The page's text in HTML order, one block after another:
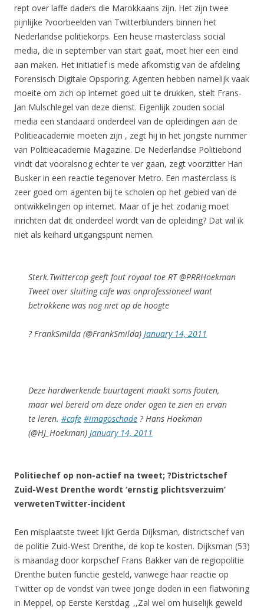
rept over laffe daders die Marokkaans zijn. Het zijn twee
pijnlijke ?voorbeelden van Twitterblunders binnen het
Nederlandse politiekorps. Een heuse masterclass social
media, die in september van start gaat, moet hier een eind
aan maken. Het initiatief is mede afkomstig van de afdeling
Forensisch Digitale Opsporing. Agenten hebben namelijk vaak
moeite om zich op internet goed uit te drukken, stelt Frans-
Jan Mulschlegel van deze dienst. Eigenlijk zouden social
media een standaard onderdeel van de opleidingen aan de
Politieacademie moeten zijn , zegt hij in het jongste nummer
van Politieacademie Magazine. De Nederlandse Politiebond
vindt dat vooralsnog echter te ver gaan, zegt voorzitter Han
Busker in een reactie tegenover Metro. Een masterclass is
zeer goed om agenten bij te scholen op het gebied van de
ontwikkelingen op internet. Maar of je het zodanig moet
inrichten dat dit onderdeel wordt van de opleiding? Dat wil ik
niet als keihard uitgangspunt nemen.
Sterk.Twittercop geeft fout royaal toe RT @PRRHoekman
Tweet over sluiting cafe was onprofessioneel want
betrokkene was nog niet op de hoogte
? FrankSmilda (@FrankSmilda) January 14, 2011
Deze hardwerkende buurtagent maakt soms fouten,
maar wel bereid om deze onder ogen te zien en ervan
te leren. #cafe #imagoschade ? Hans Hoekman
(@HJ_Hoekman) January 14, 2011
Politiechef op non-actief na tweet; ?Districtschef
Zuid-West Drenthe wordt ‘ernstig plichtsverzuim’
verwetenTwitter-incident
Een misplaatste tweet lijkt Gerda Dijksman, districtschef van
de politie Zuid-West Drenthe, de kop te kosten. Dijksman (53)
is maandag door korpschef Frans Bakker van de regiopolitie
Drenthe buiten functie gesteld, vanwege haar reactie op
Twitter op de vondst van twee jonge doden in een flatwoning
in Meppel, op Eerste Kerstdag. ,,Zal wel om huiselijk geweld